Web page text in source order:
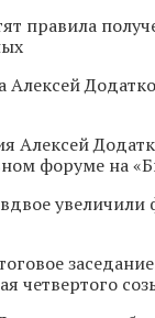
правила
Алексей
Алексей
форуме на
четвертого